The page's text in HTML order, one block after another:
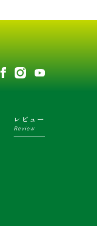
レビュー
Review